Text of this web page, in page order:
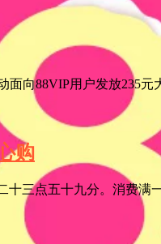
向88VIP用户发放235
购
三点五十九分。消费